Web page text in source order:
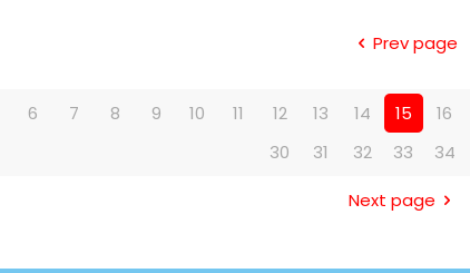
Prev page
6 7 8 9 10 11 12 13 14 15 16
30
31 32 33 34
Next page